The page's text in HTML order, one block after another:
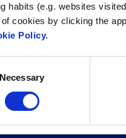
habits (e.g. websites
cookies by clicking the
Policy.
Necessary